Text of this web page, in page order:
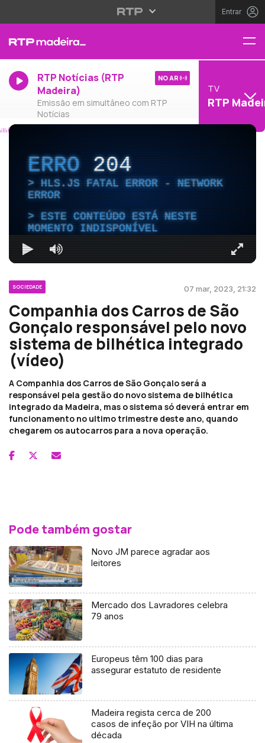
Entrar
RTP Notícias (RTP
Madeira)
Emissão em simultâneo com RTP
Notícias
NO AR
TV
RTP
ERRO204
HLS.JS FATAL ERROR - NETWORK
ERROR
ESTE CONTEÚDO ESTÁ NESTE
MOMENTO INDISPONÍVEL
SOCIEDADE 07 mar, 2023, 21:32
Companhia dos Carros de São
Gonçalo responsável pelo novo
sistema de bilhética integrado
(vídeo)
A Companhia dos Carros de São Gonçalo será a
responsável pela gestão do novo sistema de bilhética
integrado da Madeira, mas o sistema só deverá entrar em
funcionamento no ultimo trimestre deste ano, quando
chegarem os autocarros para a nova operação.
Pode também gostar
Novo JM parece agradar aos
leitores
Mercado dos Lavradores celebra
79 anos
Europeus têm 100 dias para
assegurar estatuto de residente
Madeira regista cerca de 200
casos de infeção por VIH na última
década